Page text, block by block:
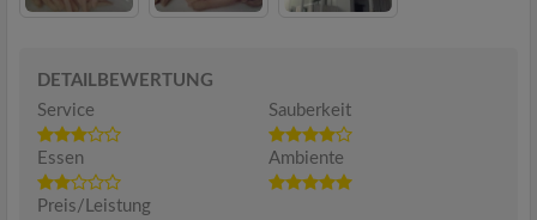
DETAILBEWERTUNG
Service
Sauberkeit
Essen Ambiente
Preis/Leistung